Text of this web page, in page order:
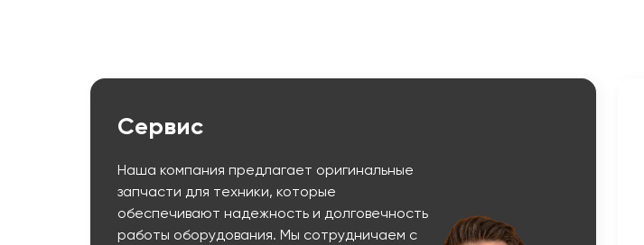
Сервис
Наша компания предлагает оригинальные
запчасти для техники, которые
обеспечивают надежность и долговечность
работы оборудования. Мы сотрудничаем с